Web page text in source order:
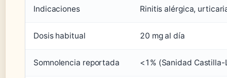
Indicaciones Rinitis alérgica,
Dosis habitual 20 mg al día
Somnolencia reportada <1% (Sanidad